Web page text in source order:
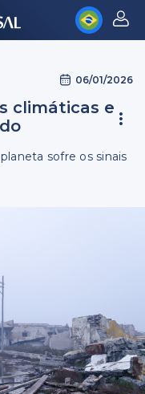
06/01/2026
climáticas e
sofre os sinais